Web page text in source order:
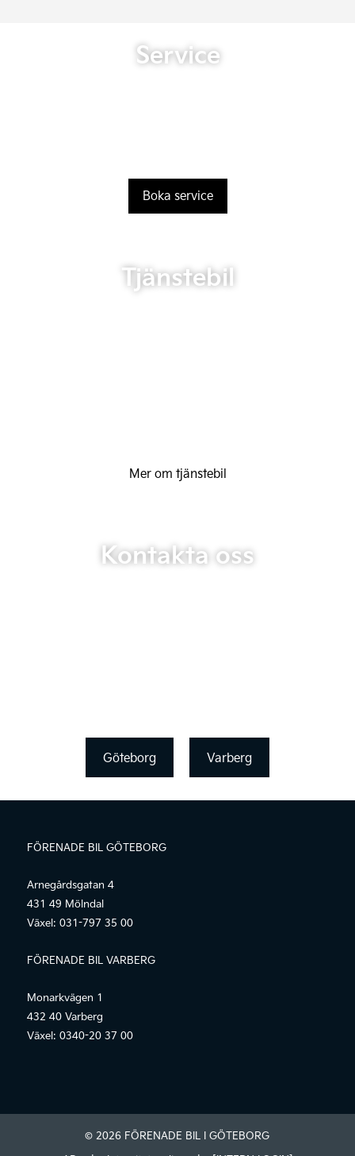
Service
Boka service
Tjänstebil
Mer om tjänstebil
Kontakta oss
Göteborg Varberg
FÖRENADE BIL GÖTEBORG
Arnegårdsgatan 4
431 49 Mölndal
Växel: 031-797 35 00
FÖRENADE BIL VARBERG
Monarkvägen 1
432 40 Varberg
Växel: 0340-20 37 00
© 2026 FÖRENADE BIL I GÖTEBORG